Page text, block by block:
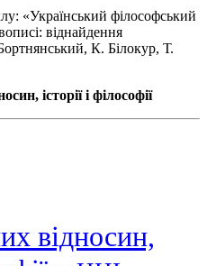
«Український філософський
віднайдення
К. Білокур, Т.
історії і філософії
відносин,